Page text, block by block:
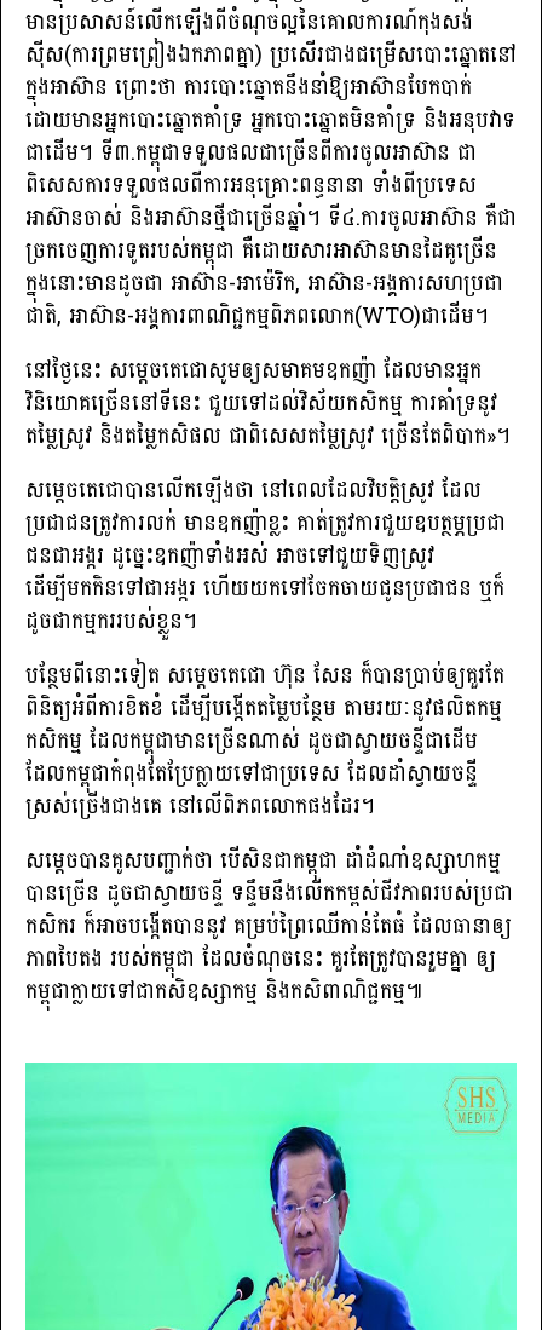
មានប្រសាសន៍លើកឡើងពីចំណុចល្អនៃគោលការណ៍កុងសង់
ស៊ីស(ការព្រមព្រៀងឯកភាពគ្នា) ប្រសើរជាងជម្រើសបោះឆ្នោតនៅ
ក្នុងអាស៊ាន ព្រោះថា ការបោះឆ្នោតនឹងនាំឱ្យអាស៊ានបែកបាក់
ដោយមានអ្នកបោះឆ្នោតគាំទ្រ អ្នកបោះឆ្នោតមិនគាំទ្រ និងអនុបវាទ
ជាដើម។ ទី៣.កម្ពុជាទទួលផលជាច្រើនពីការចូលអាស៊ាន ជា
ពិសេសការទទួលផលពីការអនុគ្រោះពន្ធនានា ទាំងពីប្រទេស
អាស៊ានចាស់ និងអាស៊ានថ្មីជាច្រើនឆ្នាំ។ ទី៤.ការចូលអាស៊ាន គឺជា
ច្រកចេញការទូតរបស់កម្ពុជា គឺដោយសារអាស៊ានមានដៃគូច្រើន
ក្នុងនោះមានដូចជា អាស៊ាន-អាម៉េរិក, អាស៊ាន-អង្គការសហប្រជា
ជាតិ, អាស៊ាន-អង្គការពាណិជ្ជកម្មពិភពលោក(WTO)ជាដើម។
នៅថ្ងៃនេះ សម្ដេចតេជោសូមឲ្យសមាគមឧកញ៉ា ដែលមានអ្នក
វិនិយោគច្រើននៅទីនេះ ជួយទៅដល់វិស័យកសិកម្ម ការគាំទ្រនូវ
តម្លៃស្រូវ និងតម្លៃកសិផល ជាពិសេសតម្លៃស្រូវ ច្រើនតែពិបាក»។
សម្តេចតេជោបានលើកឡើងថា នៅពេលដែលវិបត្ដិស្រូវ ដែល
ប្រជាជនត្រូវការលក់ មានឧកញ៉ាខ្លះ គាត់ត្រូវការជួយឧបត្ថម្ភប្រជា
ជនជាអង្ករ ដូច្នេះឧកញ៉ាទាំងអស់ អាចទៅជួយទិញស្រូវ
ដើម្បីមកកិនទៅជាអង្ករ ហើយយកទៅចែកចាយជូនប្រជាជន ឬក៏
ដូចជាកម្មកររបស់ខ្លួន។
បន្ថែមពីនោះទៀត សម្តេចតេជោ ហ៊ុន សែន ក៏បានប្រាប់ឲ្យគួរតែ
ពិនិត្យអំពីការខិតខំ ដើម្បីបង្កើតតម្លៃបន្ថែម តាមរយៈនូវផលិតកម្ម
កសិកម្ម ដែលកម្ពុជាមានច្រើនណាស់ ដូចជាស្វាយចន្ទីជាដើម
ដែលកម្ពុជាកំពុងតែប្រែក្លាយទៅជាប្រទេស ដែលដាំស្វាយចន្ទី
ស្រស់ច្រើងជាងគេ នៅលើពិភពលោកផងដែរ។
សម្តេចបានគូសបញ្ជាក់ថា បើសិនជាកម្ពុជា ដាំដំណាំឧស្សាហកម្ម
បានច្រើន ដូចជាស្វាយចន្ទី ទន្ទឹមនឹងលើកកម្ពស់ជីវភាពរបស់ប្រជា
កសិករ ក៏អាចបង្កើតបាននូវ គម្រប់ព្រៃឈើកាន់តែធំ ដែលធានាឲ្យ
ភាពបៃតង របស់កម្ពុជា ដែលចំណុចនេះ គួរតែត្រូវបានរួមគ្នា ឲ្យ
កម្ពុជាក្លាយទៅជាកសិឧស្សាកម្ម និងកសិពាណិជ្ជកម្ម៕